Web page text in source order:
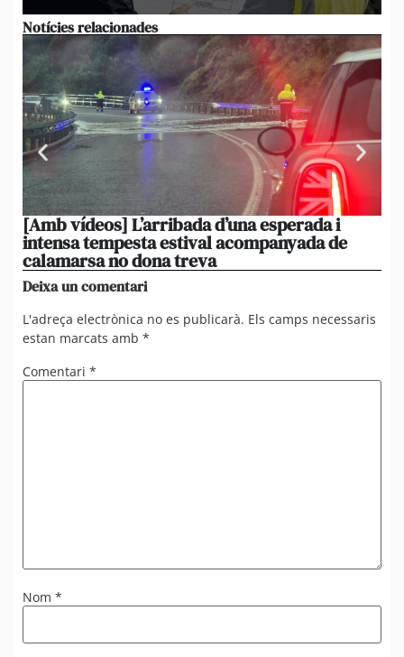
Notícies relacionades
[Amb vídeos] L’arribada d’una esperada i
intensa tempesta estival acompanyada de
calamarsa no dona treva
Deixa un comentari
L'adreça electrònica no es publicarà. Els camps necessaris
estan marcats amb *
Comentari *
Nom *